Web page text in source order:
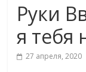
Руки
я тебя
27 апреля, 2020